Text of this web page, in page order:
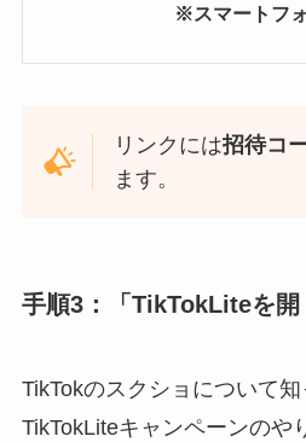
※スマートフ
リンクには招待コ
ます。
手順3：「TikTokLiteを開
TikTokのスクショについて
TikTokLiteキャンペーンのや